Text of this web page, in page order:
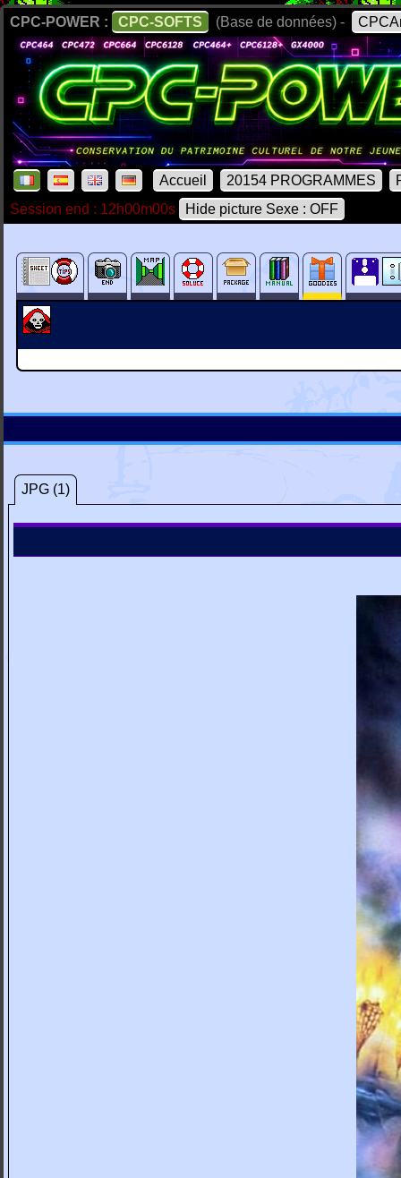
CPC-POWER : CPC-SOFTS (Base de données) -
Accueil 20154 PROGRAMMES
Session end : 12h00m00s
Hide picture Sexe : OFF
JPG (1)